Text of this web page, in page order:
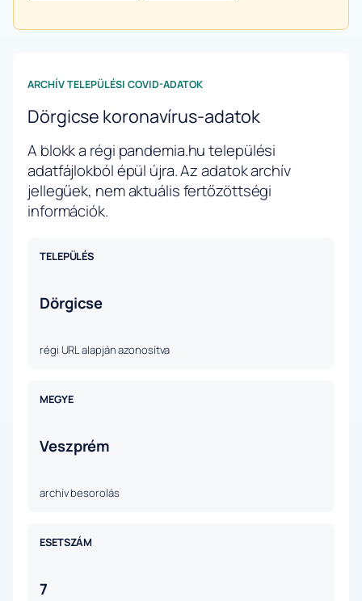
ARCHÍV TELEPÜLÉSI COVID-ADATOK
Dörgicse koronavírus-adatok
A blokk a régi pandemia.hu települési
adatfájlokból épül újra. Az adatok archív
jellegűek, nem aktuális fertőzöttségi
információk.
TELEPÜLÉS
Dörgicse
régi URL alapján azonosítva
MEGYE
Veszprém
archív besorolás
ESETSZÁM
7